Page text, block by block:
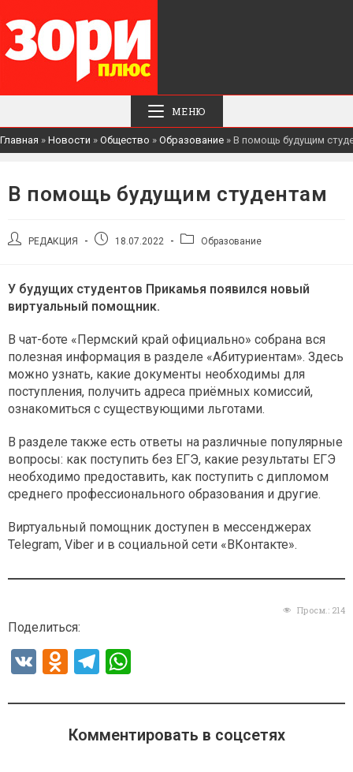
МЕНЮ
Главная » Новости » Общество » Образование » В помощь будущим
В помощь будущим студентам
АвторРЕДАКЦИЯ
Запись18.07.2022
РубрикаОбразование
У будущих студентов Прикамья появился новый
виртуальный помощник.
В чат-боте «Пермский край официально» собрана вся
полезная информация в разделе «Абитуриентам». Здесь
можно узнать, какие документы необходимы для
поступления, получить адреса приёмных комиссий,
ознакомиться с существующими льготами.
В разделе также есть ответы на различные популярные
вопросы: как поступить без ЕГЭ, какие результаты ЕГЭ
необходимо предоставить, как поступить с дипломом
среднего профессионального образования и другие.
Виртуальный помощник доступен в мессенджерах
Telegram, Viber и в социальной сети «ВКонтакте».
Просм.: 214
Поделиться:
V
O
n
o
T
e
gr
at
s
Комментировать в соцсетях